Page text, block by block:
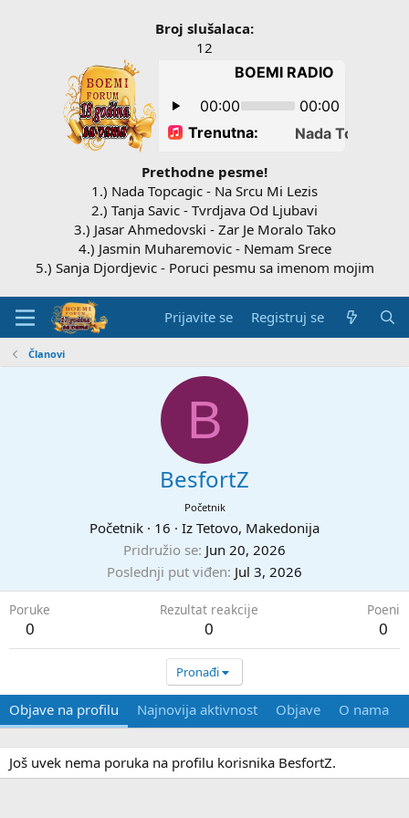
Broj slušalaca:
12
Prethodne pesme!
1.) Nada Topcagic - Na Srcu Mi Lezis
2.) Tanja Savic - Tvrdjava Od Ljubavi
3.) Jasar Ahmedovski - Zar Je Moralo Tako
4.) Jasmin Muharemovic - Nemam Srece
5.) Sanja Djordjevic - Poruci pesmu sa imenom mojim
Prijavite se Registruj se
Članovi
B
BesfortZ
Početnik
Početnik · 16 · Iz Tetovo, Makedonija
Pridružio se Jun 20, 2026
Poslednji put viđen Jul 3, 2026
Poruke
0
Rezultat reakcije
0
Poeni
0
Pronađi
Objave na profilu Najnovija aktivnost Objave O nama
Još uvek nema poruka na profilu korisnika BesfortZ.